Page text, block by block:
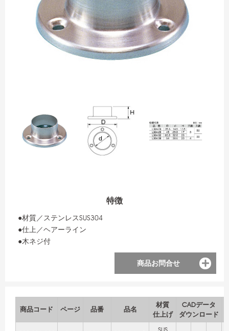
特徴
●材質／ステンレスSUS304
●仕上／ヘアーライン
●木ネジ付
商品お問合せ
商品コード ページ 品番 品名
材質
仕上げ
CADデータ
ダウンロード